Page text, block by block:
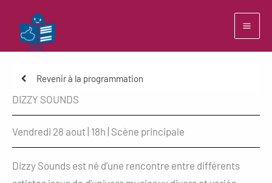
contenu
Revenir à la programmation
DIZZY SOUNDS
Vendredi 28 aout | 18h | Scène principale
Dizzy Sounds est né d’une rencontre entre différents